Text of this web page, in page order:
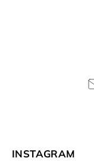
INSTAGRAM